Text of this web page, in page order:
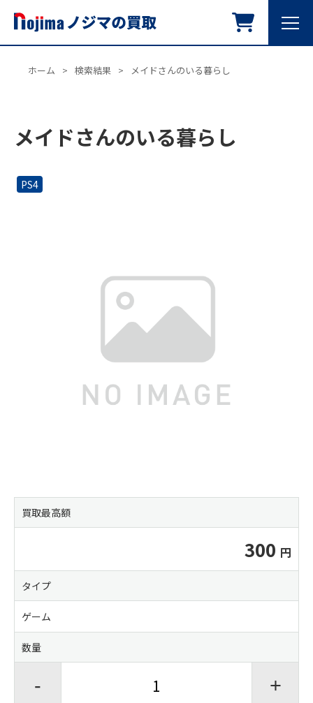
ホーム > 検索結果 > メイドさんのいる暮らし
メイドさんのいる暮らし
PS4
買取最高額
300
タイプ
ゲーム
数量
- +